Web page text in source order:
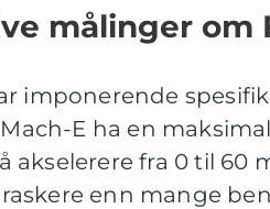
målinger om
imponerende
E ha en
akselerere fra 0 til 60
enn mange